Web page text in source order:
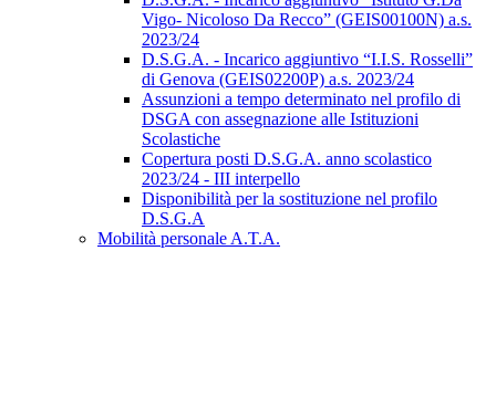
Vigo- Nicoloso Da Recco” (GEIS00100N) a.s.
2023/24
D.S.G.A. - Incarico aggiuntivo “I.I.S. Rosselli”
di Genova (GEIS02200P) a.s. 2023/24
Assunzioni a tempo determinato nel profilo di
DSGA con assegnazione alle Istituzioni
Scolastiche
Copertura posti D.S.G.A. anno scolastico
2023/24 - III interpello
Disponibilità per la sostituzione nel profilo
D.S.G.A
Mobilità personale A.T.A.